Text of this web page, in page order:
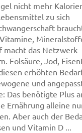
nicht mehr
zu sich
macht das Netzwerk
Folsäure, Jod,
erhöhten
und
Das benötigte Plus
Ernährung alleine
Aber auch der
und Vitamin D ...